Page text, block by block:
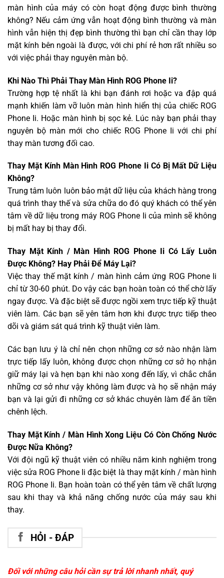
màn hình của máy có còn hoạt động được bình thường
không? Nếu cảm ứng vẫn hoạt động bình thường và màn
hình vẫn hiện thị đẹp bình thường thì bạn chỉ cần thay lớp
mặt kính bên ngoài là được, với chi phí rẻ hơn rất nhiều so
với việc phải thay nguyên màn bộ.
Khi Nào Thì Phải Thay Màn Hình ROG Phone Ii?
Trường hợp tệ nhất là khi bạn đánh rơi hoặc va đập quá
mạnh khiến làm vỡ luôn màn hình hiển thị của chiếc ROG
Phone Ii. Hoặc màn hình bị sọc kẻ. Lúc này bạn phải thay
nguyên bộ màn mới cho chiếc ROG Phone Ii với chi phí
thay màn tương đối cao.
Thay Mặt Kính Màn Hình ROG Phone Ii Có Bị Mất Dữ Liệu
Không?
Trung tâm luôn luôn bảo mật dữ liệu của khách hàng trong
quá trình thay thế và sửa chữa do đó quý khách có thể yên
tâm về dữ liệu trong máy ROG Phone Ii của mình sẽ không
bị mất hay bị thay đổi.
Thay Mặt Kính / Màn Hình ROG Phone Ii Có Lấy Luôn
Được Không? Hay Phải Để Máy Lại?
Việc thay thế mặt kính / màn hình cảm ứng ROG Phone Ii
chỉ từ 30-60 phút. Do vậy các bạn hoàn toàn có thể chờ lấy
ngay được. Và đặc biệt sẽ được ngồi xem trực tiếp kỹ thuật
viên làm. Các bạn sẽ yên tâm hơn khi được trực tiếp theo
dõi và giám sát quá trình kỹ thuật viên làm.
Các bạn lưu ý là chỉ nên chọn những cơ sở nào nhận làm
trực tiếp lấy luôn, không được chọn những cơ sở họ nhận
giữ máy lại và hẹn bạn khi nào xong đến lấy, vì chắc chắn
những cơ sở như vậy không làm được và họ sẽ nhận máy
bạn và lại gửi đi những cơ sở khác chuyên làm để ăn tiền
chênh lệch.
Thay Mặt Kính / Màn Hình Xong Liệu Có Còn Chống Nước
Được Nữa Không?
Với đội ngũ kỹ thuật viên có nhiều năm kinh nghiệm trong
việc sửa ROG Phone Ii đặc biệt là thay mặt kính / màn hình
ROG Phone Ii. Bạn hoàn toàn có thể yên tâm về chất lượng
sau khi thay và khả năng chống nước của máy sau khi
thay.
HỎI - ĐÁP
Đối với những câu hỏi cần sự trả lời nhanh nhất, quý